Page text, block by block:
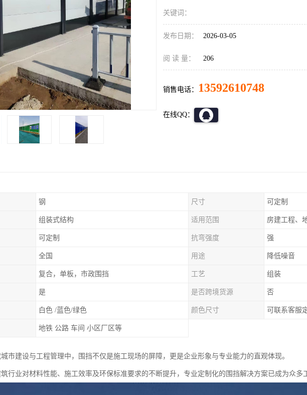
关键词：
发布日期： 2026-03-05
阅 读 量： 206
销售电话： 13592610748
在线QQ：
钢 尺寸 可定制
组装式结构 适用范围 房建工程、
可定制 抗弯强度 强
全国 用途 降低噪音
复合，单板，市政围挡 工艺 组装
是 是否跨境货源 否
白色 /蓝色/绿色 颜色尺寸 可联系客服
地铁 公路 车间 小区厂区等
市建设与工程管理中，围挡不仅是施工现场的屏障，更是企业形象与专业能力的直观体现。
筑行业对材料性能、施工效率及环保标准要求的不断提升，专业定制化的围挡解决方案已成为众多